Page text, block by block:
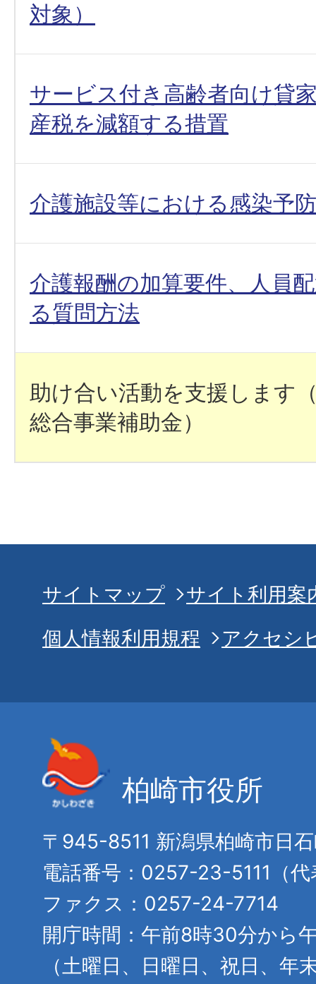
対象）
サービス付き高齢者向け貸
産税を減額する措置
介護施設等における感染予防
介護報酬の加算要件、人員
る質問方法
助け合い活動を支援します
総合事業補助金）
サイトマップ
サイト利用案
個人情報利用規程
アクセシ
柏崎市役所
〒945-8511 新潟県柏崎市日
電話番号：0257-23-5111（代
ファクス：0257-24-7714
開庁時間：午前8時30分から
（土曜日、日曜日、祝日、年